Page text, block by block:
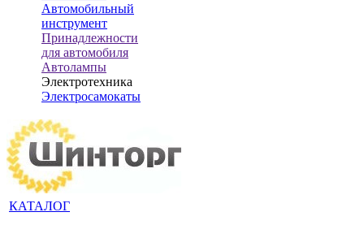
Автомобильный
инструмент
Принадлежности
для автомобиля
Автолампы
Электротехника
Электросамокаты
КАТАЛОГ